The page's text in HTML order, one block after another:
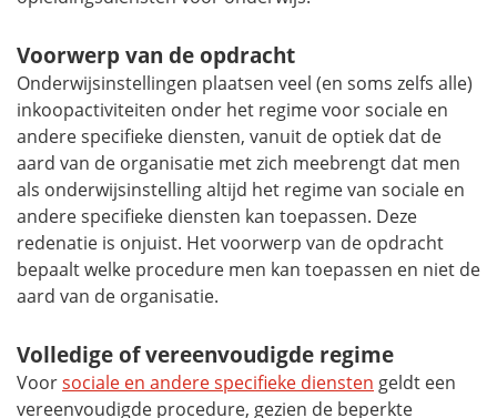
Voorwerp van de opdracht
Onderwijsinstellingen plaatsen veel (en soms zelfs alle)
inkoopactiviteiten onder het regime voor sociale en
andere specifieke diensten, vanuit de optiek dat de
aard van de organisatie met zich meebrengt dat men
als onderwijsinstelling altijd het regime van sociale en
andere specifieke diensten kan toepassen. Deze
redenatie is onjuist. Het voorwerp van de opdracht
bepaalt welke procedure men kan toepassen en niet de
aard van de organisatie.
Volledige of vereenvoudigde regime
Voorsociale en andere specifieke diensten geldt een
vereenvoudigde procedure, gezien de beperkte